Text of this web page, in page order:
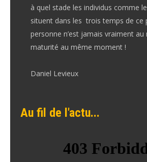
à quel stade les individus comme
situent dans les trois temps de ce
personne n’est jamais vraiment
maturité au même moment !
Daniel Levieux
Au fil de l'actu...